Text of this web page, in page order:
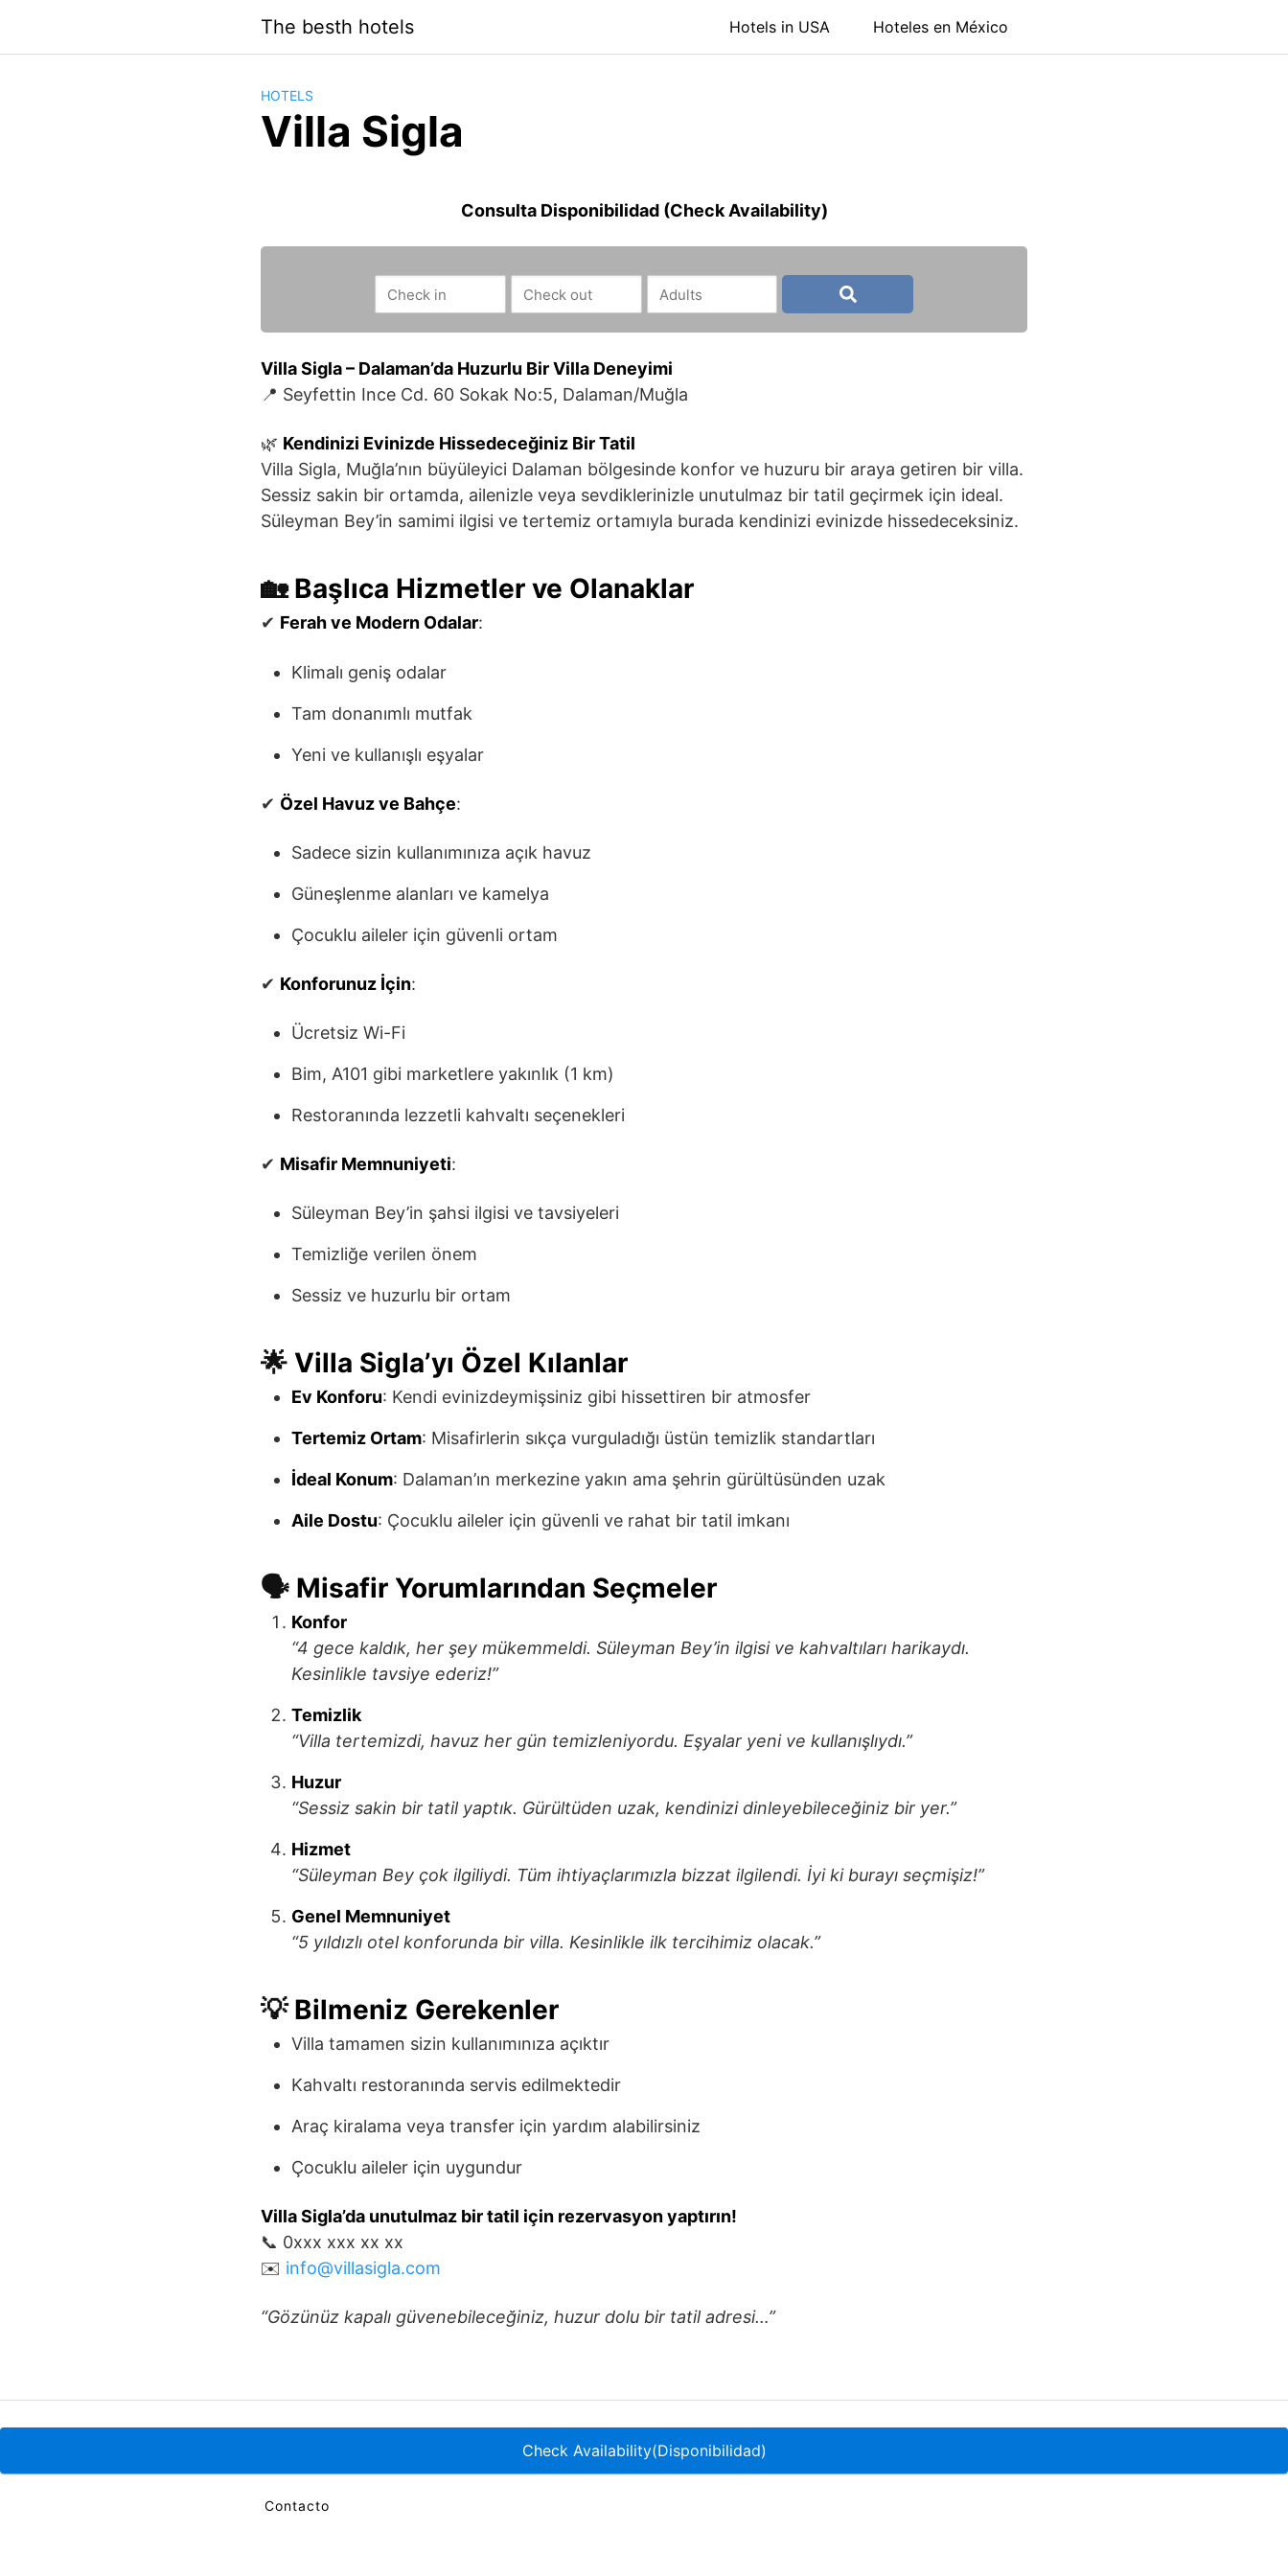
contenido
The besth hotels Hotels in USA Hoteles en México
HOTELS
Villa Sigla
Consulta Disponibilidad (Check Availability)
Villa Sigla – Dalaman’da Huzurlu Bir Villa Deneyimi
📍 Seyfettin Ince Cd. 60 Sokak No:5, Dalaman/Muğla
🌿 Kendinizi Evinizde Hissedeceğiniz Bir Tatil
Villa Sigla, Muğla’nın büyüleyici Dalaman bölgesinde konfor ve huzuru bir araya getiren bir villa.
Sessiz sakin bir ortamda, ailenizle veya sevdiklerinizle unutulmaz bir tatil geçirmek için ideal.
Süleyman Bey’in samimi ilgisi ve tertemiz ortamıyla burada kendinizi evinizde hissedeceksiniz.
🏡Başlıca Hizmetler ve Olanaklar
✔ Ferah ve Modern Odalar:
Klimalı geniş odalar
Tam donanımlı mutfak
Yeni ve kullanışlı eşyalar
✔ Özel Havuz ve Bahçe:
Sadece sizin kullanımınıza açık havuz
Güneşlenme alanları ve kamelya
Çocuklu aileler için güvenli ortam
✔ Konforunuz İçin:
Ücretsiz Wi-Fi
Bim, A101 gibi marketlere yakınlık (1 km)
Restoranında lezzetli kahvaltı seçenekleri
✔ Misafir Memnuniyeti:
Süleyman Bey’in şahsi ilgisi ve tavsiyeleri
Temizliğe verilen önem
Sessiz ve huzurlu bir ortam
🌟 Villa Sigla’yı Özel Kılanlar
Ev Konforu: Kendi evinizdeymişsiniz gibi hissettiren bir atmosfer
Tertemiz Ortam: Misafirlerin sıkça vurguladığı üstün temizlik standartları
İdeal Konum: Dalaman’ın merkezine yakın ama şehrin gürültüsünden uzak
Aile Dostu: Çocuklu aileler için güvenli ve rahat bir tatil imkanı
🗣 Misafir Yorumlarından Seçmeler
Konfor
“4 gece kaldık, her şey mükemmeldi. Süleyman Bey’in ilgisi ve kahvaltıları harikaydı.
Kesinlikle tavsiye ederiz!”
Temizlik
“Villa tertemizdi, havuz her gün temizleniyordu. Eşyalar yeni ve kullanışlıydı.”
Huzur
“Sessiz sakin bir tatil yaptık. Gürültüden uzak, kendinizi dinleyebileceğiniz bir yer.”
Hizmet
“Süleyman Bey çok ilgiliydi. Tüm ihtiyaçlarımızla bizzat ilgilendi. İyi ki burayı seçmişiz!”
Genel Memnuniyet
“5 yıldızlı otel konforunda bir villa. Kesinlikle ilk tercihimiz olacak.”
💡Bilmeniz Gerekenler
Villa tamamen sizin kullanımınıza açıktır
Kahvaltı restoranında servis edilmektedir
Araç kiralama veya transfer için yardım alabilirsiniz
Çocuklu aileler için uygundur
Villa Sigla’da unutulmaz bir tatil için rezervasyon yaptırın!
📞 0xxx xxx xx xx
✉️ info@villasigla.com
“Gözünüz kapalı güvenebileceğiniz, huzur dolu bir tatil adresi…”
Contacto
Check Availability(Disponibilidad)